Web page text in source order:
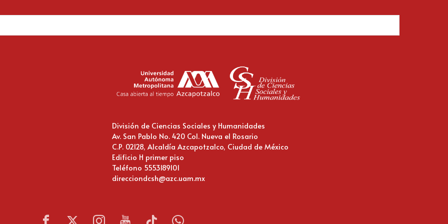
División de Ciencias Sociales y Humanidades
Av. San Pablo No. 420 Col. Nueva el Rosario
C.P. 02128, Alcaldía Azcapotzalco, Ciudad de México
Edificio H primer piso
Teléfono 5553189101
direcciondcsh@azc.uam.mx